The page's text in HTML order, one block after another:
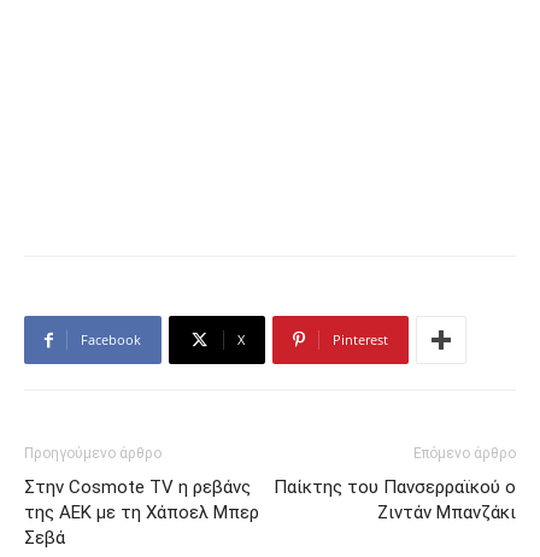
Facebook X Pinterest
Προηγούμενο άρθρο
Στην Cosmote TV η ρεβάνς
της ΑΕΚ με τη Χάποελ Μπερ
Σεβά
Επόμενο άρθρο
Παίκτης του Πανσερραϊκού ο
Ζιντάν Μπανζάκι